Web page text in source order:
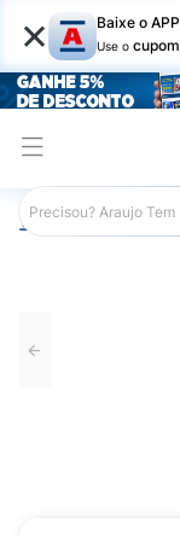
× Baixe o
Use o cupom
Araujo